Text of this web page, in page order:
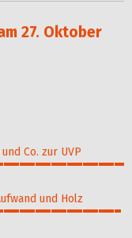
27. Oktober
Co. zur UVP
und Holz